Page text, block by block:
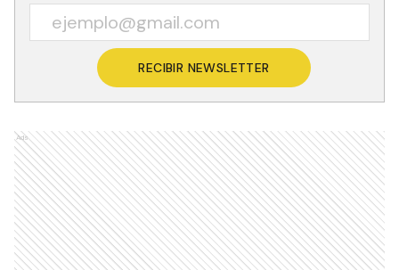
RECIBIR NEWSLETTER
Ads